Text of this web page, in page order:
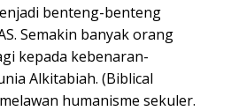
benteng-benteng
Semakin banyak orang
kepada kebenaran-
Alkitabiah. (Biblical
humanisme sekuler.